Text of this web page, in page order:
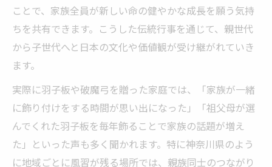
ことで、家族全員が新しい命の健やかな成長を願う気持
ちを共有できます。こうした伝統行事を通じて、親世代
から子世代へと日本の文化や価値観が受け継がれていき
ます。
実際に羽子板や破魔弓を贈った家庭では、「家族が一緒
に飾り付けをする時間が思い出になった」「祖父母が選
んでくれた羽子板を毎年飾ることで家族の話題が増え
た」といった声も多く聞かれます。特に神奈川県のよう
に地域ごとに風習が残る場所では、親族同士のつながり